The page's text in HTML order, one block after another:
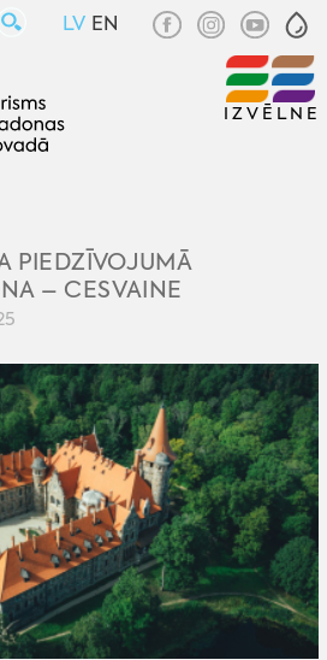
LV EN
IZVĒLNE
PIEDZĪVOJUMĀ
– CESVAINE